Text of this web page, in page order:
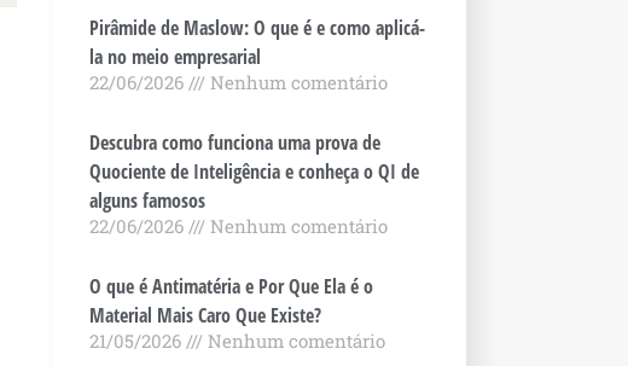
Pirâmide de Maslow: O que é e como aplicá-
la no meio empresarial
22/06/2026 Nenhum comentário
Descubra como funciona uma prova de
Quociente de Inteligência e conheça o QI de
alguns famosos
22/06/2026 Nenhum comentário
O que é Antimatéria e Por Que Ela é o
Material Mais Caro Que Existe?
21/05/2026 Nenhum comentário